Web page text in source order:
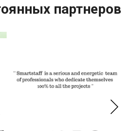
партнеров